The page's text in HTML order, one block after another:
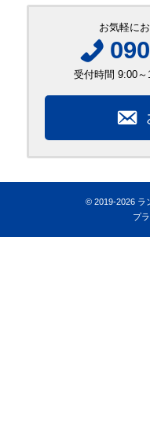
お気軽に
受付時間 9:00～
© 2019-2026 ラ
プ